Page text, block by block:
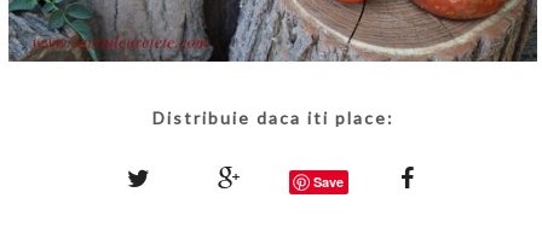
Distribuie daca iti place:
Save